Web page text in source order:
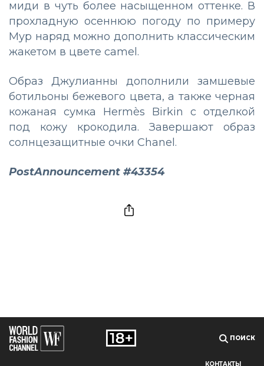
миди в чуть более насыщенном оттенке. В
прохладную осеннюю погоду по примеру
Мур наряд можно дополнить классическим
жакетом в цвете camel.
Образ Джулианны дополнили замшевые
ботильоны бежевого цвета, а также черная
кожаная сумка Hermès Birkin с отделкой
под кожу крокодила. Завершают образ
солнцезащитные очки Chanel.
PostAnnouncement #43354
ПОИСК
КОНТАКТЫ